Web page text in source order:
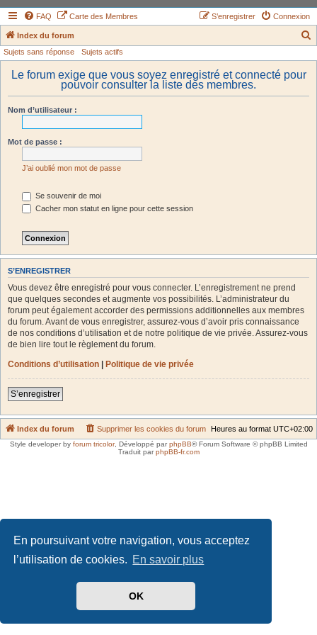
En poursuivant votre navigation, vous acceptez
l’utilisation de cookies. En savoir plus
OK
FAQ Carte des Membres Connexion
S’enregistrer
Index du forum
Sujets sans réponse Sujets actifs
Le forum exige que vous soyez enregistré et connecté pour
pouvoir consulter la liste des membres.
Nom d’utilisateur :
Mot de passe :
J’ai oublié mon mot de passe
Se souvenir de moi
Cacher mon statut en ligne pour cette session
S’ENREGISTRER
Vous devez être enregistré pour vous connecter. L’enregistrement ne prend
que quelques secondes et augmente vos possibilités. L’administrateur du
forum peut également accorder des permissions additionnelles aux membres
du forum. Avant de vous enregistrer, assurez-vous d’avoir pris connaissance
de nos conditions d’utilisation et de notre politique de vie privée. Assurez-vous
de bien lire tout le règlement du forum.
Conditions d’utilisation | Politique de vie privée
S’enregistrer
Index du forum Heures au format UTC+02:00
Supprimer les cookies du forum
Style developer by forum tricolor, Développé parphpBB® Forum Software © phpBB Limited
Traduit parphpBB-fr.com